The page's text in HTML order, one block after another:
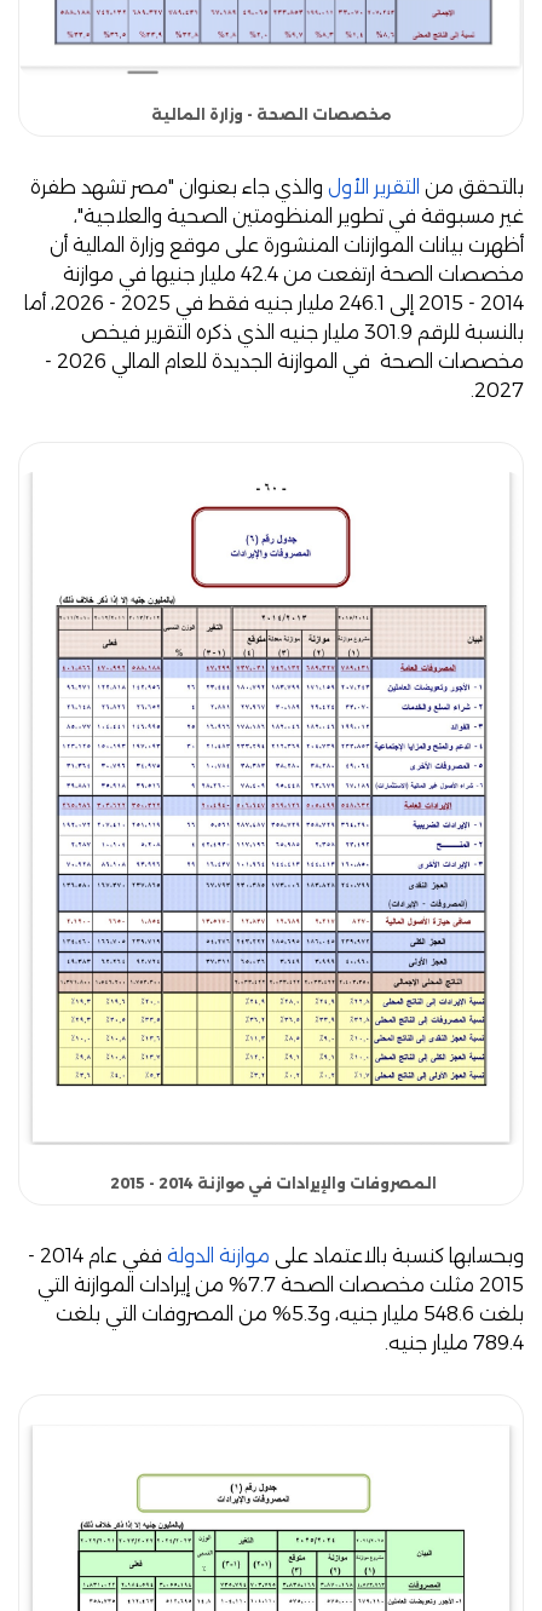
مخصصات الصحة - وزارة المالية
بالتحقق من التقرير الأول والذي جاء بعنوان "مصر تشهد طفرة
غير مسبوقة في تطوير المنظومتين الصحية والعلاجية"،
أظهرت بيانات الموازنات المنشورة على موقع وزارة المالية أن
مخصصات الصحة ارتفعت من 42.4 مليار جنيها في موازنة
2014 - 2015 إلى 246.1 مليار جنيه فقط في 2025 - 2026، أما
بالنسبة للرقم 301.9 مليار جنيه الذي ذكره التقرير فيخص
مخصصات الصحة في الموازنة الجديدة للعام المالي 2026 -
2027.
المصروفات والإيرادات في موازنة 2014 - 2015
وبحسابها كنسبة بالاعتماد على موازنة الدولة
ففي عام 2014 -
2015 مثلت مخصصات الصحة 7.7% من إيرادات الموازنة التي
بلغت 548.6 مليار جنيه، و5.3% من المصروفات التي بلغت
789.4 مليار جنيه.